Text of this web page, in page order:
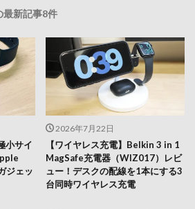
最新記事8件
小サイ
ジェッ
2026年7月22日
【ワイヤレス充電】Belkin 3 in 1
MagSafe充電器（WIZ017）レビ
ュー！デスクの配線を1本にする3
台同時ワイヤレス充電